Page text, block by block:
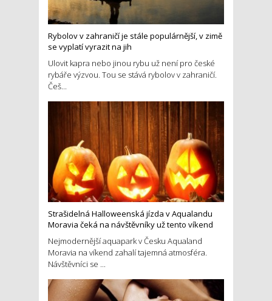
Rybolov v zahraničí je stále populárnější, v zimě
se vyplatí vyrazit na jih
Ulovit kapra nebo jinou rybu už není pro české
rybáře výzvou. Tou se stává rybolov v zahraničí.
Češ...
Strašidelná Halloweenská jízda v Aqualandu
Moravia čeká na návštěvníky už tento víkend
Nejmodernější aquapark v Česku Aqualand
Moravia na víkend zahalí tajemná atmosféra.
Návštěvníci se ...